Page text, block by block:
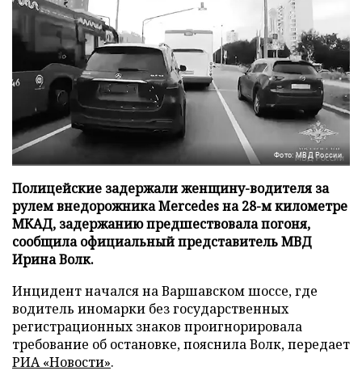
Фото: МВД России
Полицейские задержали женщину-водителя за
рулем внедорожника Mercedes на 28-м километре
МКАД, задержанию предшествовала погоня,
сообщила официальный представитель МВД
Ирина Волк.
Инцидент начался на Варшавском шоссе, где
водитель иномарки без государственных
регистрационных знаков проигнорировала
требование об остановке, пояснила Волк, передает
РИА «Новости».